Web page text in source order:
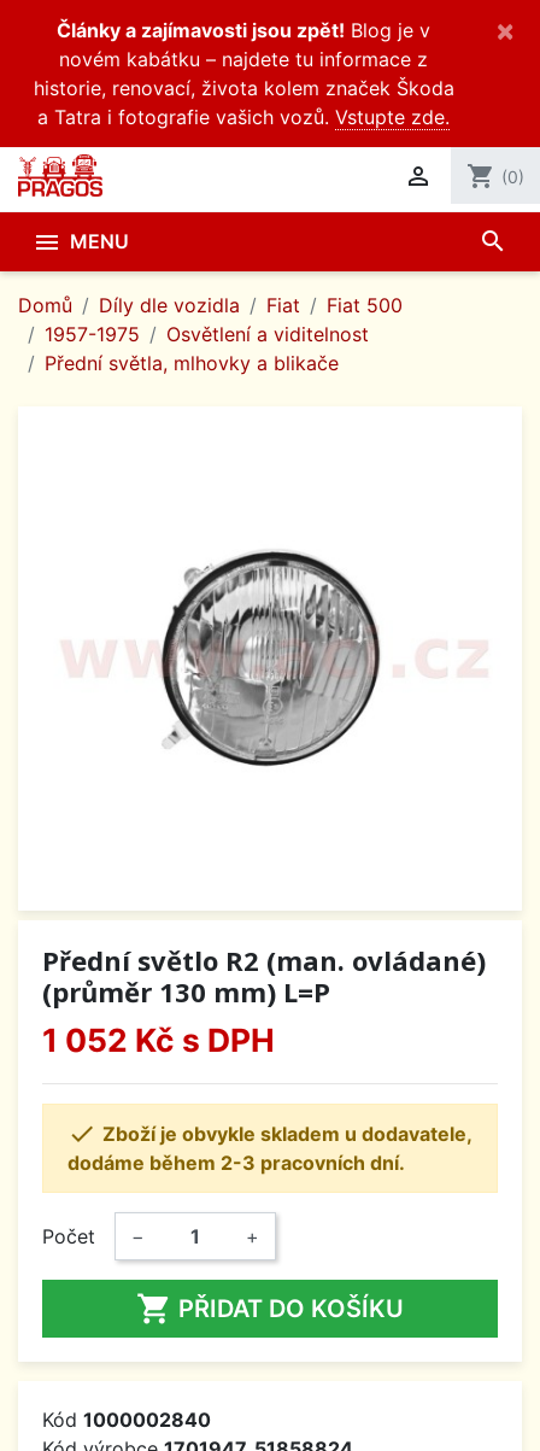
Články a zajímavosti jsou zpět! Blog je v
novém kabátku – najdete tu informace z
historie, renovací, života kolem značek Škoda
a Tatra i fotografie vašich vozů. Vstupte zde.
×
 shopping_cart (0)
 MENU search
Domů Díly dle vozidla Fiat
Fiat 500
1957-1975
Osvětlení a viditelnost
Přední světla, mlhovky a blikače
Přední světlo R2 (man. ovládané)
(průměr 130 mm) L=P
1 052 Kč s DPH
 Zboží je obvykle skladem u dodavatele,
dodáme během 2-3 pracovních dní.
Počet − +
 PŘIDAT DO KOŠÍKU
Kód 1000002840